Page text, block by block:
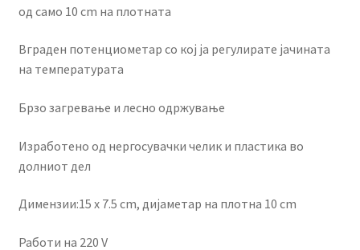
од само 10 cm на плотната
Вграден потенциометар со кој ја регулирате јачината
на температурата
Брзо загревање и лесно одржување
Изработено од нергосувачки челик и пластика во
долниот дел
Димензии:15 x 7.5 cm, дијаметар на плотна 10 cm
Работи на 220 V